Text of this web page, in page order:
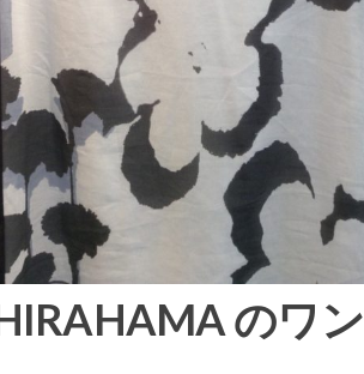
のワ